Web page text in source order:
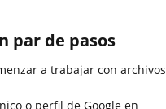
par de pasos
a trabajar con archivos
o perfil de Google en